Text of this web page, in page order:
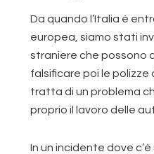
Da quando l’Italia è
europea, siamo stati
straniere che possono
falsificare poi le polizze
tratta di un problema
proprio il lavoro delle
In un incidente dove